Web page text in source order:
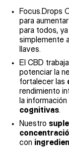
Focus.Drops
para
para todos,
simplemente
llaves.
El CBD
potenciar la
fortalecer las
rendimiento
la
cognitivas.
Nuestro
con